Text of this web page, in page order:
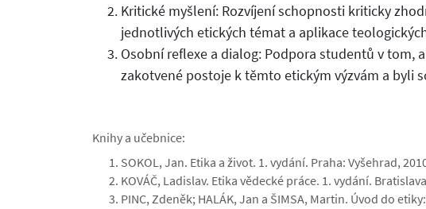
Kritické myšlení: Rozvíjení schopnosti kriticky
jednotlivých etických témat a aplikace
Osobní reflexe a dialog: Podpora studentů v tom,
zakotvené postoje k těmto etickým výzvám a byli
Knihy a učebnice:
SOKOL, Jan. Etika a život. 1. vydání. Praha: Vyšehrad,
KOVÁČ, Ladislav. Etika vědecké práce. 1. vydání.
PINC, Zdeněk; HALÁK, Jan a ŠIMSA, Martin. Úvod do